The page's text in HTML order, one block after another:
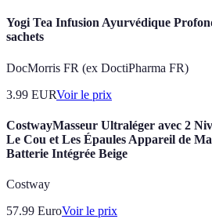
Yogi Tea Infusion Ayurvédique
sachets
DocMorris FR (ex DoctiPharma FR)
3.99 EURVoir le prix
CostwayMasseur Ultraléger avec 2
Le Cou et Les Épaules Appareil de
Batterie Intégrée Beige
Costway
57.99 EuroVoir le prix